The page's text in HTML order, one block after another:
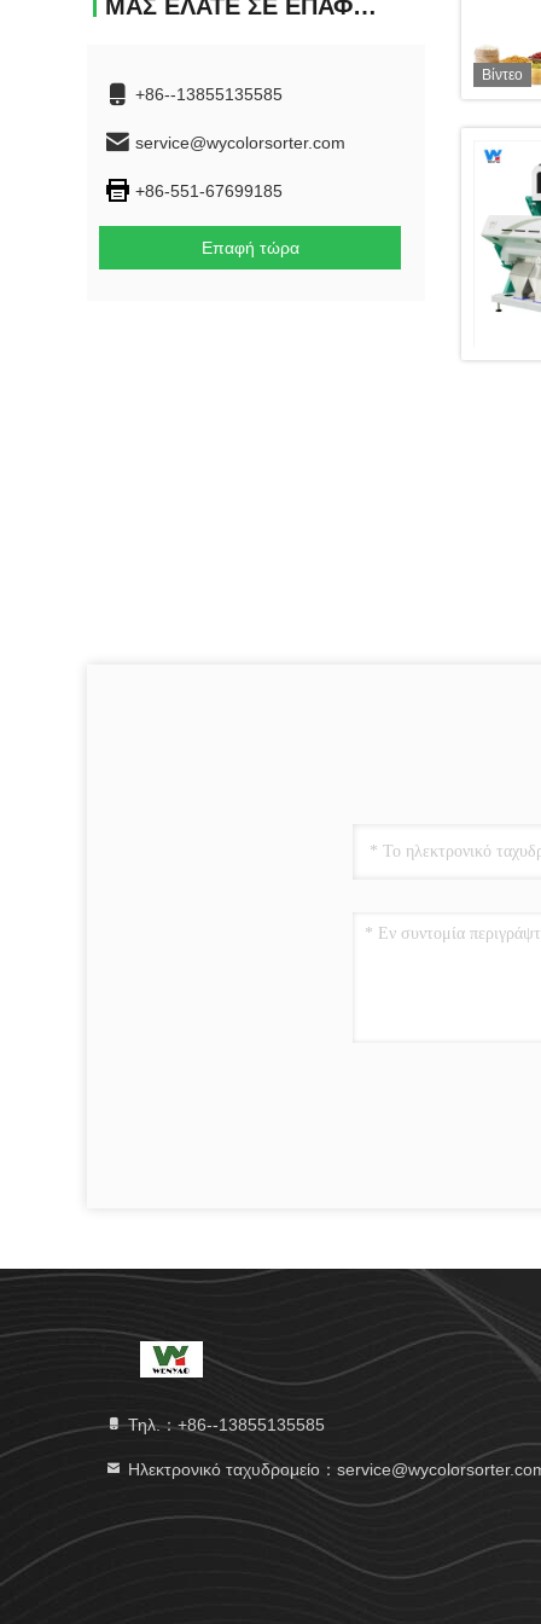
ΜΑΣ ΕΛΆΤΕ ΣΕ ΕΠΑΦΉ ΜΕ
+86--13855135585
service@wycolorsorter.com
+86-551-67699185
Επαφή τώρα
Βίντεο
Τηλ.：+86--13855135585
Ηλεκτρονικό ταχυδρομείο：